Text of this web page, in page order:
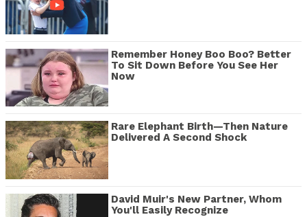
Remember Honey Boo Boo? Better
To Sit Down Before You See Her
Now
Rare Elephant Birth—Then Nature
Delivered A Second Shock
David Muir's New Partner, Whom
You'll Easily Recognize